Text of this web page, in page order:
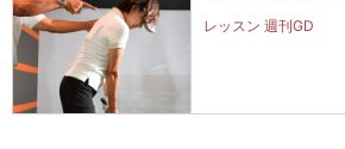
レッスン 週刊GD